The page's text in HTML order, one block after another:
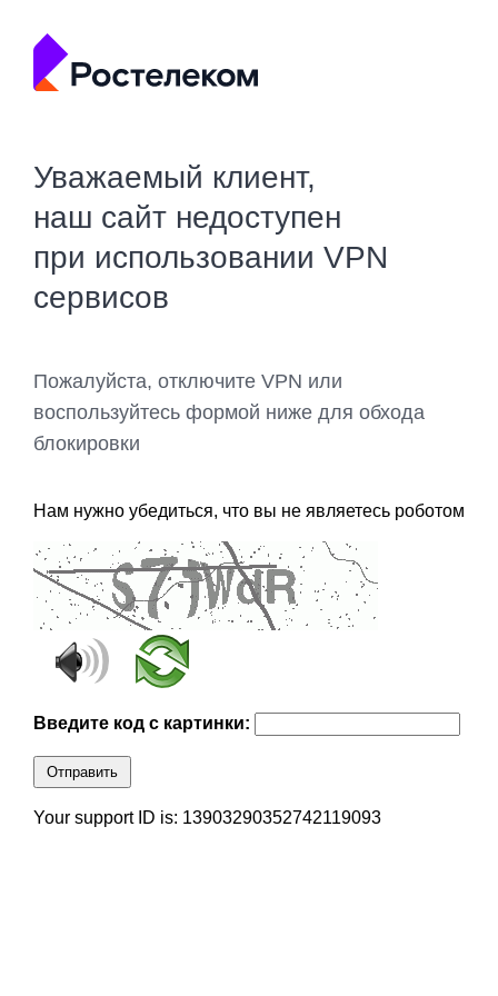
Уважаемый клиент,
наш сайт недоступен
при использовании VPN
сервисов
Пожалуйста, отключите VPN или
воспользуйтесь формой ниже для обхода
блокировки
Нам нужно убедиться, что вы не являетесь роботом
Введите код с картинки:
Отправить
Your support ID is: 13903290352742119093